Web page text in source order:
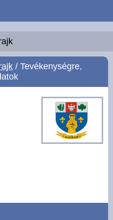
/ Tevékenységre,